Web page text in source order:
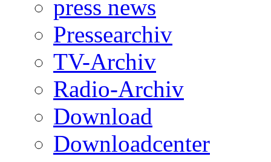
press news
Pressearchiv
TV-Archiv
Radio-Archiv
Download
Downloadcenter